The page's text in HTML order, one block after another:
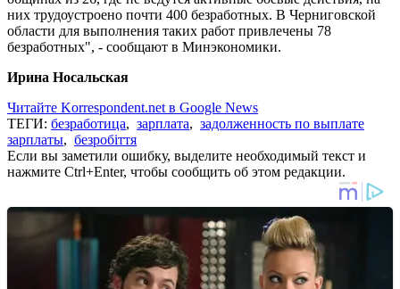
них трудоустроено почти 400 безработных. В Черниговской
области для выполнения таких работ привлечены 78
безработных", - сообщают в Минэкономики.
Ирина Носальская
Читайте Korrespondent.net в Google News
ТЕГИ: безработица, зарплата, задолженность по выплате
зарплаты, безробіття
Если вы заметили ошибку, выделите необходимый текст и
нажмите Ctrl+Enter, чтобы сообщить об этом редакции.